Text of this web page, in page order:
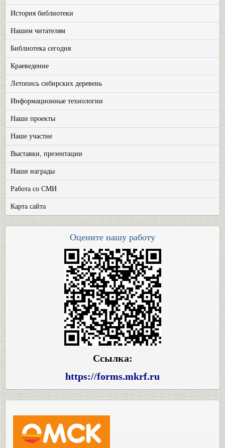
История библиотеки
Нашим читателям
Библиотека сегодня
Краеведение
Летопись сибирских деревень
Информационные технологии
Наши проекты
Наше участие
Выставки, презентации
Наши награды
Работа со СМИ
Карта сайта
Оцените нашу работу
Ссылка:
https://forms.mkrf.ru